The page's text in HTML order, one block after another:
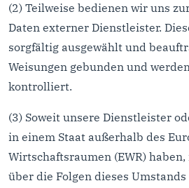
(2) Teilweise bedienen wir uns
Daten externer Dienstleister.
sorgfältig ausgewählt und
Weisungen gebunden und
kontrolliert.
(3) Soweit unsere Dienstleister
in einem Staat außerhalb des
Wirtschaftsraumen (EWR)
über die Folgen dieses